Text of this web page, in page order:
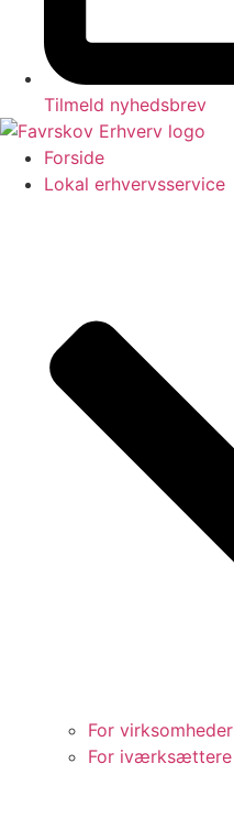
Tilmeld nyhedsbrev
Forside
Lokal erhvervsservice
For virksomheder
For iværksættere